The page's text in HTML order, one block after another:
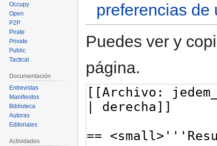
preferencias de
Puedes ver y
página.
Occupy
Open
P2P
Pirate
Private
Public
Tactical
Documentación
Entrevistas
Manifiestos
Biblioteca
Autoras
Editoriales
Actividades